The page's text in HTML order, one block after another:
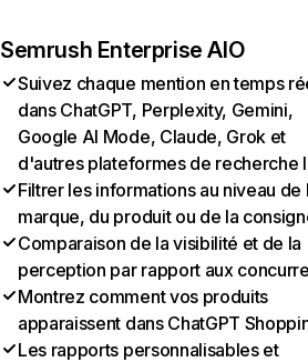
Semrush Enterprise AIO
Suivez chaque mention en temps
dans ChatGPT, Perplexity, Gemini,
Google AI Mode, Claude, Grok et
d'autres plateformes de recherche
Filtrer les informations au niveau de
marque, du produit ou de la
Comparaison de la visibilité et de la
perception par rapport aux
Montrez comment vos produits
apparaissent dans ChatGPT
Les rapports personnalisables et